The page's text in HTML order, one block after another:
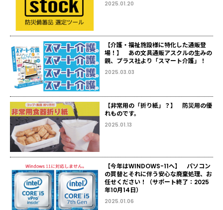
2025.01.20
【介護・福祉施設様に特化した通販登
場！】 あの文具通販アスクルの生みの
親、プラス社より「スマート介護」！
2025.03.03
【非常用の「折り紙」？】 防災用の優
れものです。
2025.01.13
【今年はWINDOWS-11へ】 パソコン
の買替とそれに伴う安心な廃棄処理、お
任せください！（サポート終了：2025
年10月14日）
2025.01.06